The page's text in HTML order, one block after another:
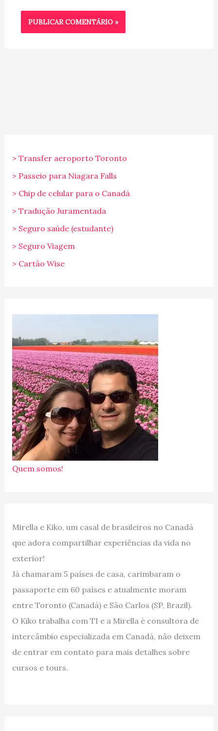
> Transfer aeroporto Toronto
> Passeio para Niagara Falls
> Chip de celular para o Canadá
> Tradução Juramentada
> Seguro saúde (estudante)
> Seguro Viagem
> Cartão Wise
Quem somos!
Mirella e Kiko, um casal de brasileiros no Canadá
que adora compartilhar experiências da vida no
exterior!
Já chamaram 5 países de casa, carimbaram o
passaporte em 60 países e atualmente moram
entre Toronto (Canadá) e São Carlos (SP, Brazil).
O Kiko trabalha com TI e a Mirella é consultora de
intercâmbio especializada em Canadá, não deixem
de entrar em contato para mais detalhes sobre
cursos e tours.